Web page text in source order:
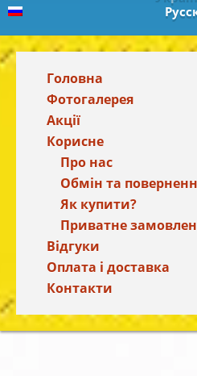
Головна
Фотогалерея
Акції
Корисне
Про нас
Обмін та
Як купити?
Приватне
Відгуки
Оплата і доставка
Контакти